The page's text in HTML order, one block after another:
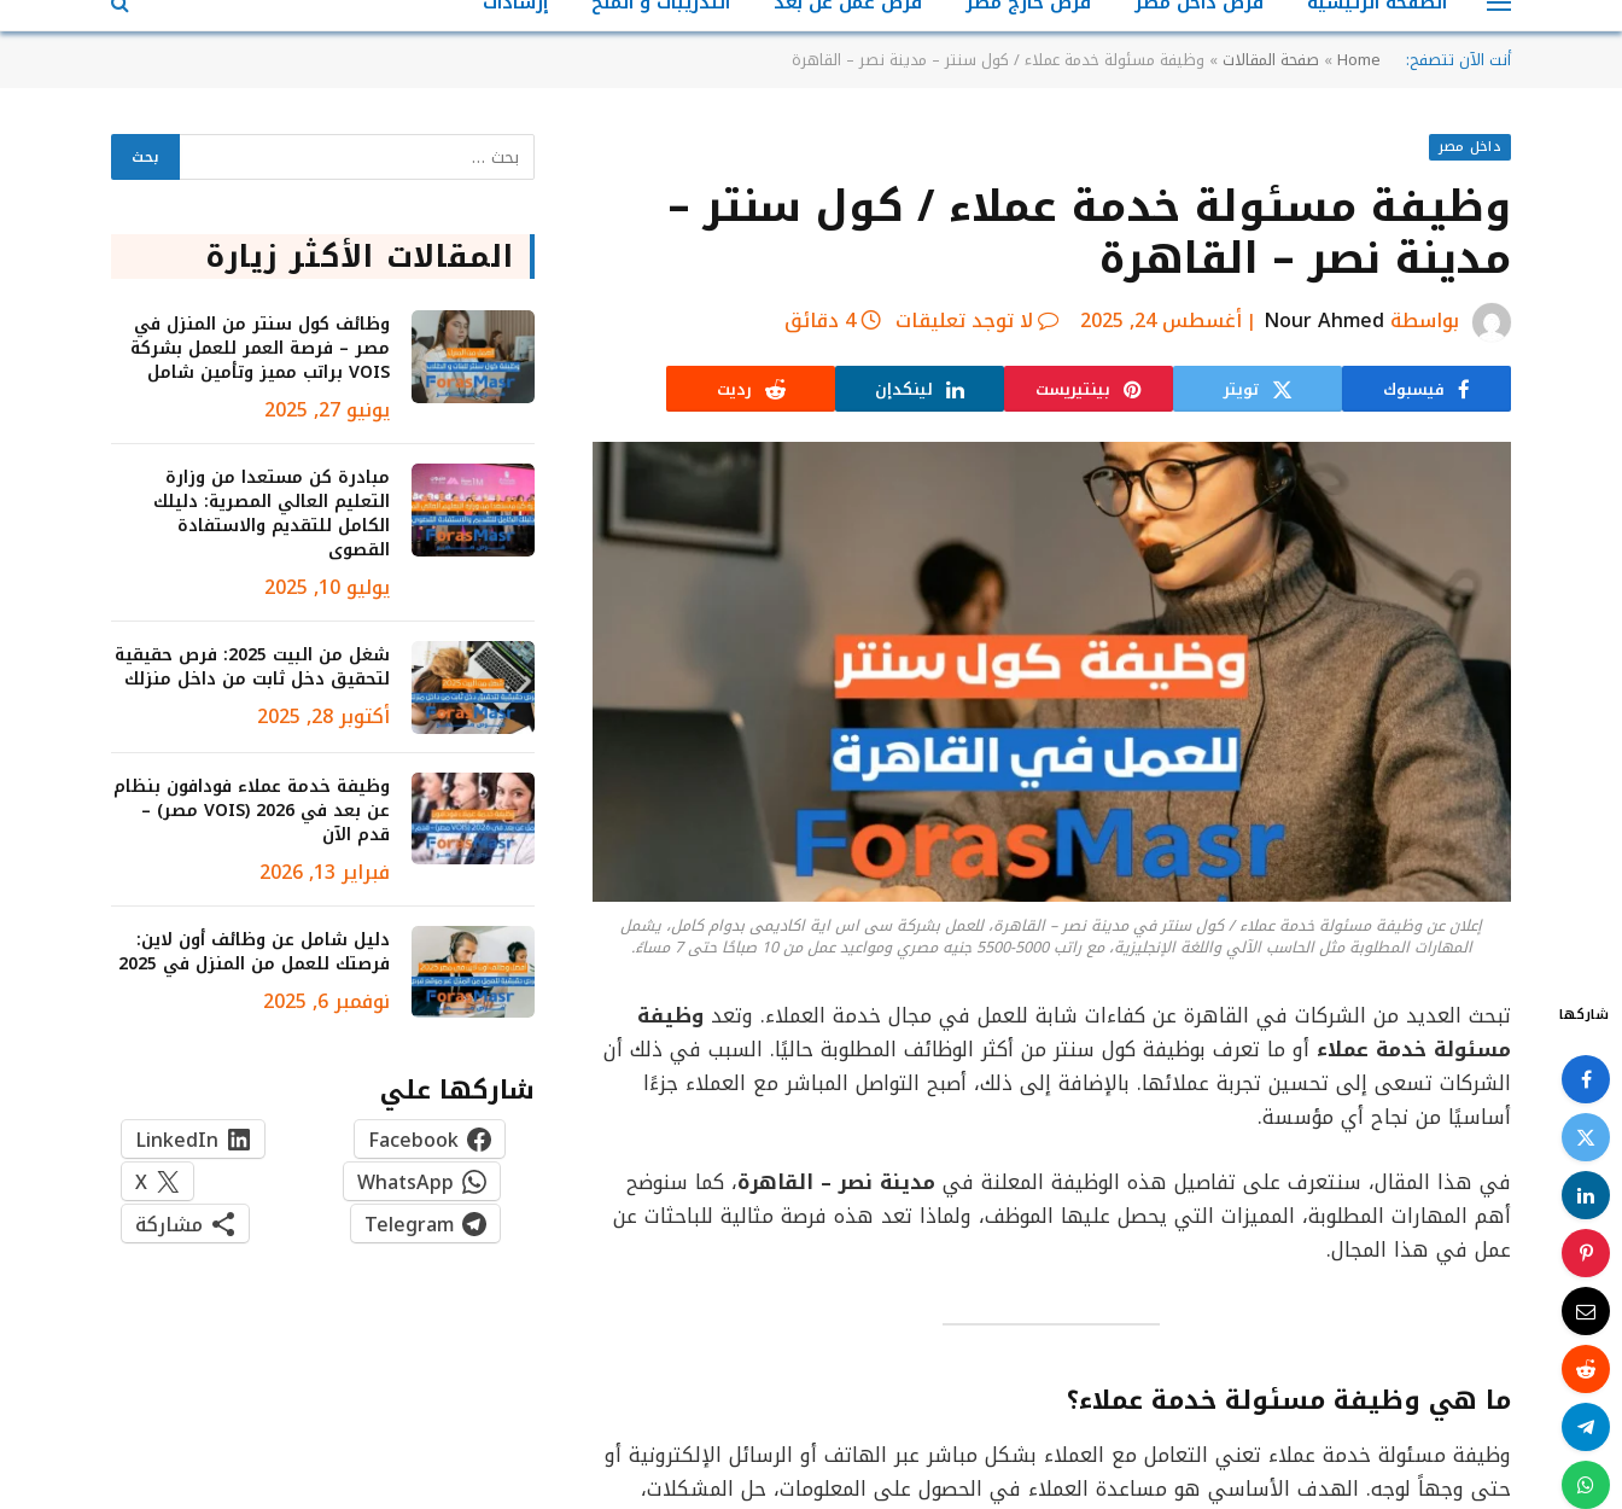
أنت الآن تتصفح: Home
» صفحة المقالات » وظيفة مسئولة خدمة عملاء / كول سنتر – مدينة نصر – القاهرة
داخل مصر
وظيفة مسئولة خدمة عملاء / كول سنتر –
مدينة نصر – القاهرة
بواسطة Nour Ahmed أغسطس 24, 2025 لا توجد تعليقات 4 دقائق
فيسبوك تويتر بينتيريست لينكدإن رديت
إعلان عن وظيفة مسئولة خدمة عملاء / كول سنتر في مدينة نصر – القاهرة، للعمل بشركة سى اس اية اكاديمى بدوام كامل، يشمل
المهارات المطلوبة مثل الحاسب الآلي واللغة الإنجليزية، مع راتب 5000-5500 جنيه مصري ومواعيد عمل من 10 صباحًا حتى 7 مساءً.
شاركها تبحث العديد من الشركات في القاهرة عن كفاءات شابة للعمل في مجال خدمة العملاء. وتعد وظيفة
مسئولة خدمة عملاء أو ما تعرف بوظيفة كول سنتر من أكثر الوظائف المطلوبة حاليًا. السبب في ذلك أن
الشركات تسعى إلى تحسين تجربة عملائها. بالإضافة إلى ذلك، أصبح التواصل المباشر مع العملاء جزءًا
أساسيًا من نجاح أي مؤسسة.
في هذا المقال، سنتعرف على تفاصيل هذه الوظيفة المعلنة في مدينة نصر – القاهرة، كما سنوضح
أهم المهارات المطلوبة، المميزات التي يحصل عليها الموظف، ولماذا تعد هذه فرصة مثالية للباحثات عن
عمل في هذا المجال.
ما هي وظيفة مسئولة خدمة عملاء؟
وظيفة مسئولة خدمة عملاء تعني التعامل مع العملاء بشكل مباشر عبر الهاتف أو الرسائل الإلكترونية أو
حتى وجهاً لوجه. الهدف الأساسي هو مساعدة العملاء في الحصول على المعلومات، حل المشكلات،
المقالات الأكثر زيارة
وظائف كول سنتر من المنزل في
مصر – فرصة العمر للعمل بشركة
VOIS براتب مميز وتأمين شامل
يونيو 27, 2025
مبادرة كن مستعدا من وزارة
التعليم العالي المصرية: دليلك
الكامل للتقديم والاستفادة
القصوى
يوليو 10, 2025
شغل من البيت 2025: فرص حقيقية
لتحقيق دخل ثابت من داخل منزلك
أكتوبر 28, 2025
وظيفة خدمة عملاء فودافون بنظام
عن بعد في 2026 (VOIS مصر) –
قدم الآن
فبراير 13, 2026
دليل شامل عن وظائف أون لاين:
فرصتك للعمل من المنزل في 2025
نوفمبر 6, 2025
شاركها علي
Facebook
LinkedIn
WhatsApp
X
Telegram
مشاركة